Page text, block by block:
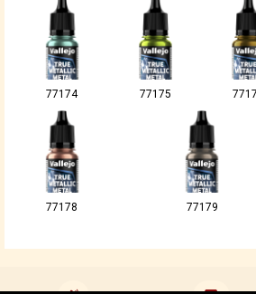
77174 77175
77178 77179